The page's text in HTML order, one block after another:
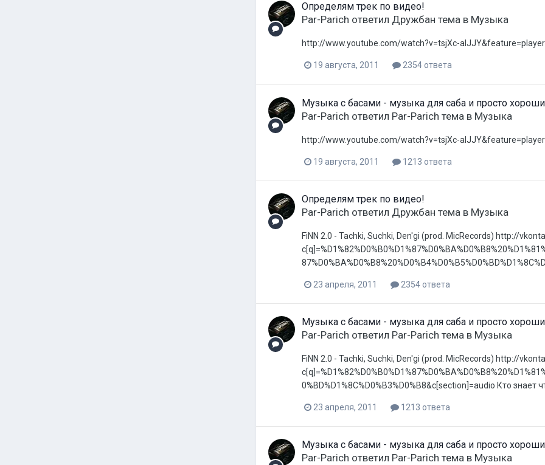
Определям трек по видео!
Par-Parich ответил Дружбан тема в Музыка
http://www.youtube.com/watch?v=tsjXc-
19 августа, 2011 2354 ответа
Музыка с басами - музыка для саба и просто
Par-Parich ответил Par-Parich тема в Музыка
http://www.youtube.com/watch?v=tsjXc-
19 августа, 2011 1213 ответа
Определям трек по видео!
Par-Parich ответил Дружбан тема в Музыка
FiNN 2.0 - Tachki, Suchki, Den'gi (prod. MicRecords) http://
23 апреля, 2011 2354 ответа
Музыка с басами - музыка для саба и просто
Par-Parich ответил Par-Parich тема в Музыка
FiNN 2.0 - Tachki, Suchki, Den'gi (prod. MicRecords) http://
0%BD%D1%8C%D0%B3%D0%B8&c[section]=audio Кто знает
23 апреля, 2011 1213 ответа
Музыка с басами - музыка для саба и просто
Par-Parich ответил Par-Parich тема в Музыка